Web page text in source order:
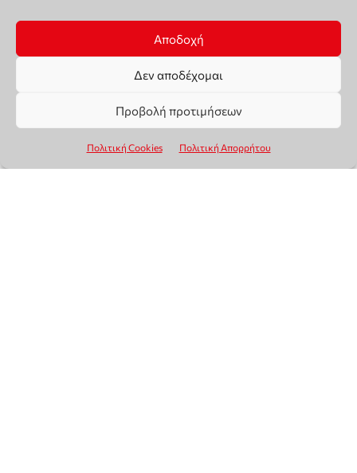
Αποδοχή
Δεν αποδέχομαι
Προβολή προτιμήσεων
Πολιτική Cookies Πολιτική Απορρήτου